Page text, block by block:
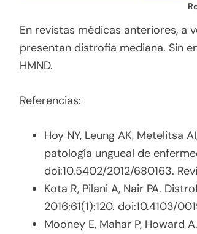
En revistas médicas anteriores, a
presentan distrofia mediana. Sin
HMND.
Referencias:
Hoy NY, Leung AK, Metelitsa
patología ungueal de
doi:10.5402/2012/680163.
Kota R, Pilani A, Nair PA.
2016;61(1):120. doi:10.4103/
Mooney E, Mahar P, Howard